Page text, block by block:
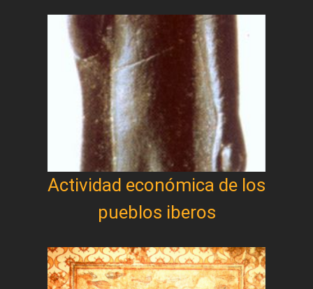
Actividad económica de los
pueblos iberos